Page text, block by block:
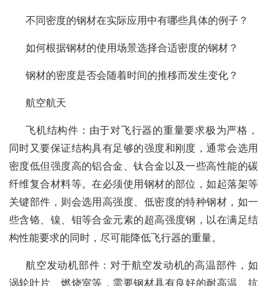
不同密度的钢材在实际应用中有哪些具体的例子？
如何根据钢材的使用场景选择合适密度的钢材？
钢材的密度是否会随着时间的推移而发生变化？
航空航天
飞机结构件：由于对飞行器的重量要求极为严格，
同时又要保证结构具有足够的强度和刚度，通常会选用
密度低但强度高的铝合金、钛合金以及一些高性能的碳
纤维复合材料等。在必须使用钢材的部位，如起落架等
关键部件，则会选用高强度、低密度的特种钢材，如一
些含铬、镍、钼等合金元素的超高强度钢，以在满足结
构性能要求的同时，尽可能降低飞行器的重量。
航空发动机部件：对于航空发动机的高温部件，如
涡轮叶片、燃烧室等，需要钢材具有良好的耐高温、抗